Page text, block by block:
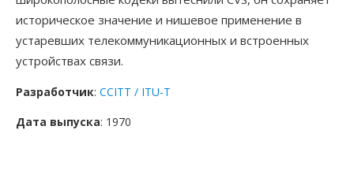
историческое значение и нишевое применение в
устаревших телекоммуникационных и встроенных
устройствах связи.
Разработчик: CCITT / ITU-T
Дата выпуска: 1970